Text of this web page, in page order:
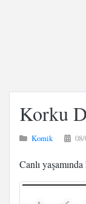
Korku
Komik
Canlı